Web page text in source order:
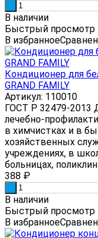
В наличии
Быстрый просмотр
В избранное
Кондиционер для
GRAND FAMILY
Артикул: 110010
ГОСТ Р 32479-2013
лечебно-
в химчистках и в
хозяйственных
учреждениях, в
больницах,
388 ₽
В наличии
Быстрый просмотр
В избранное